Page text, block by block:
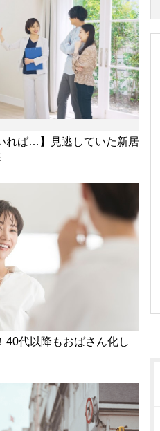
れば…】見逃していた新居
40代以降もおばさん化し